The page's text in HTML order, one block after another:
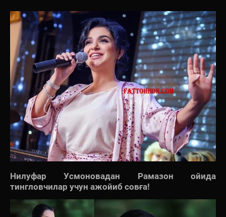
Нилуфар Усмоновадан Рамазон ойида
тингловчилар учун ажойиб совға!